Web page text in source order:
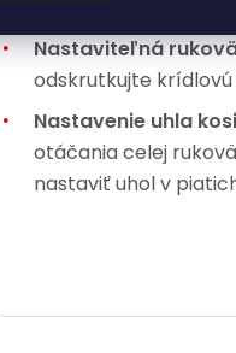
Nastaviteľná
odskrutkujte
Nastavenie uhla
otáčania celej
nastaviť uhol v